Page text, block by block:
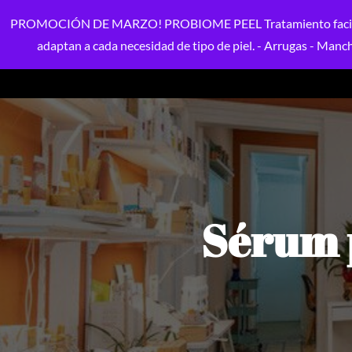
Sérum
PROMOCIÓN DE MARZO! PROBIOME PEEL Tratamiento
adaptan a cada necesidad de tipo de piel. - Arrugas -